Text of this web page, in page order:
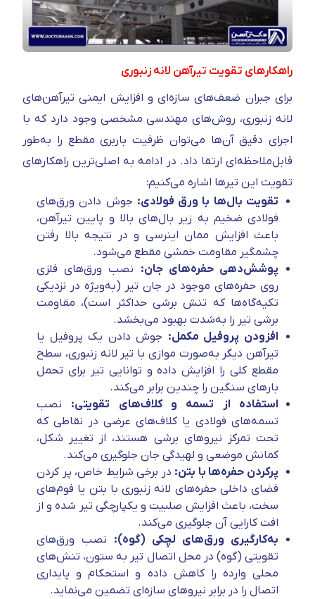
راهکارهای تقویت تیرآهن لانه زنبوری
برای جبران ضعف‌های سازه‌ای و افزایش ایمنی تیرآهن‌های
لانه زنبوری، روش‌های مهندسی مشخصی وجود دارد که با
اجرای دقیق آن‌ها می‌توان ظرفیت باربری مقطع را به‌طور
قابل‌ملاحظه‌ای ارتقا داد. در ادامه به اصلی‌ترین راهکارهای
تقویت این تیرها اشاره می‌کنیم:
تقویت بال‌ها با ورق فولادی: جوش دادن ورق‌های
فولادی ضخیم به زیر بال‌های بالا و پایین تیرآهن،
باعث افزایش ممان اینرسی و در نتیجه بالا رفتن
چشمگیر مقاومت خمشی مقطع می‌شود.
پوشش‌دهی حفره‌های جان: نصب ورق‌های فلزی
روی حفره‌های موجود در جان تیر (به‌ویژه در نزدیکی
تکیه‌گاه‌ها که تنش برشی حداکثر است)، مقاومت
برشی تیر را به‌شدت بهبود می‌بخشد.
افزودن پروفیل مکمل: جوش دادن یک پروفیل یا
تیرآهن دیگر به‌صورت موازی با تیر لانه زنبوری، سطح
مقطع کلی را افزایش داده و توانایی تیر برای تحمل
بارهای سنگین را چندین برابر می‌کند.
استفاده از تسمه و کلاف‌های تقویتی: نصب
تسمه‌های فولادی یا کلاف‌های عرضی در نقاطی که
تحت تمرکز نیروهای برشی هستند، از تغییر شکل،
کمانش موضعی و لهیدگی جان جلوگیری می‌کند.
پرکردن حفره‌ها با بتن: در برخی شرایط خاص، پر کردن
فضای داخلی حفره‌های لانه زنبوری با بتن یا فوم‌های
سخت، باعث افزایش صلبیت و یکپارچگی تیر شده و از
افت کارایی آن جلوگیری می‌کند.
به‌کارگیری ورق‌های لچکی (گوه): نصب ورق‌های
تقویتی (گوه) در محل اتصال تیر به ستون، تنش‌های
محلی وارده را کاهش داده و استحکام و پایداری
اتصال را در برابر نیروهای سازه‌ای تضمین می‌نماید.